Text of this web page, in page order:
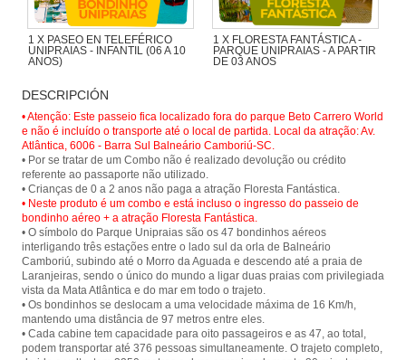
1 X PASEO EN TELEFÉRICO
UNIPRAIAS - INFANTIL (06 A 10
ANOS)
Unipraias en Balneário Camboriú y
tener una vista panorámica de la
ciudad y sus hermosas playas.
1 X FLORESTA FANTÁSTICA -
PARQUE UNIPRAIAS - A PARTIR
DE 03 ANOS
DESCRIPCIÓN
• Atenção: Este passeio fica localizado fora do parque Beto Carrero World
e não é incluído o transporte até o local de partida. Local da atração: Av.
Atlântica, 6006 - Barra Sul Balneário Camboriú-SC.
• Por se tratar de um Combo não é realizado devolução ou crédito
referente ao passaporte não utilizado.
• Neste produto é um combo e está incluso o ingresso do passeio de
bondinho aéreo + a atração Floresta Fantástica.
• O símbolo do Parque Unipraias são os 47 bondinhos aéreos
interligando três estações entre o lado sul da orla de Balneário
Camboriú, subindo até o Morro da Aguada e descendo até a praia de
Laranjeiras, sendo o único do mundo a ligar duas praias com privilegiada
vista da Mata Atlântica e do mar em todo o trajeto.
• Os bondinhos se deslocam a uma velocidade máxima de 16 Km/h,
mantendo uma distância de 97 metros entre eles.
• Cada cabine tem capacidade para oito passageiros e as 47, ao total,
podem transportar até 376 pessoas simultaneamente. O trajeto completo,